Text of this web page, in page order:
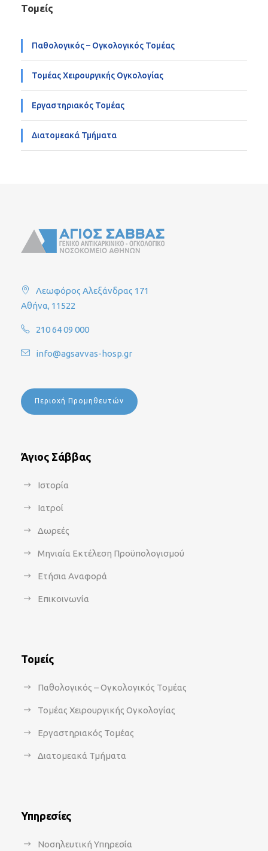
Τομείς
Παθολογικός – Ογκολογικός Τομέας
Τομέας Χειρουργικής Ογκολογίας
Εργαστηριακός Τομέας
Διατομεακά Τμήματα
Λεωφόρος Αλεξάνδρας 171
Αθήνα, 11522
210 64 09 000
info@agsavvas-hosp.gr
Περιοχή Προμηθευτών
Άγιος Σάββας
Ιστορία
Ιατροί
Δωρεές
Μηνιαία Εκτέλεση Προϋπολογισμού
Ετήσια Αναφορά
Επικοινωνία
Τομείς
Παθολογικός – Ογκολογικός Τομέας
Τομέας Χειρουργικής Ογκολογίας
Εργαστηριακός Τομέας
Διατομεακά Τμήματα
Υπηρεσίες
Νοσηλευτική Υπηρεσία